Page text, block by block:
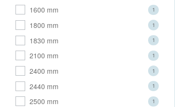
1600 mm 1
1800 mm 1
1830 mm 1
2100 mm 1
2400 mm 1
2440 mm 1
2500 mm 1